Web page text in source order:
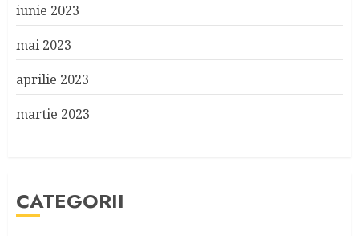
iunie 2023
mai 2023
aprilie 2023
martie 2023
CATEGORII